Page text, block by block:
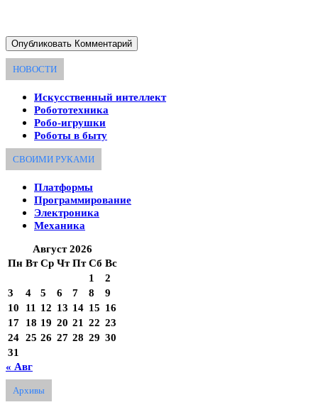
НОВОСТИ
Искусственный интеллект
Робототехника
Робо-игрушки
Роботы в быту
СВОИМИ РУКАМИ
Платформы
Программирование
Электроника
Механика
Август 2026
Пн Вт Ср Чт Пт Сб Вс
1
2
3
4 5 6 7 8
9
10
11 12 13 14 15 16
17
18 19 20 21 22 23
24 25 26 27 28 29 30
31
« Авг
Архивы